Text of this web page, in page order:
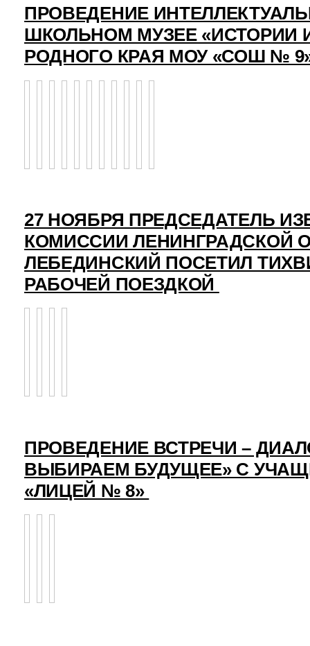
ПРОВЕДЕНИЕ
ШКОЛЬНОМ МУЗЕЕ «ИСТОРИИ
РОДНОГО КРАЯ МОУ «СОШ №
27 НОЯБРЯ ПРЕДСЕДАТЕЛЬ
КОМИССИИ ЛЕНИНГРАДСКОЙ
ЛЕБЕДИНСКИЙ ПОСЕТИЛ
РАБОЧЕЙ ПОЕЗДКОЙ
ПРОВЕДЕНИЕ ВСТРЕЧИ –
ВЫБИРАЕМ БУДУЩЕЕ» С
«ЛИЦЕЙ № 8»